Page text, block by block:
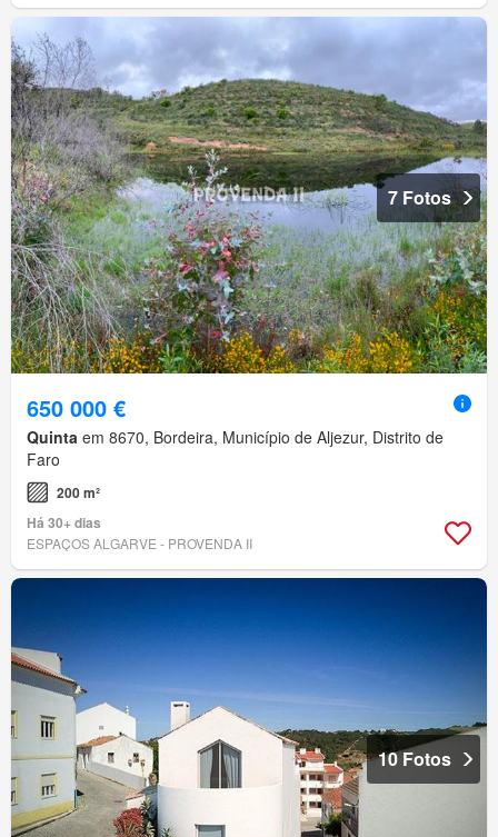
7 Fotos
650 000 €
Quinta em 8670, Bordeira, Município de Aljezur, Distrito de
Faro
200 m²
Há 30+ dias
ESPAÇOS ALGARVE - PROVENDA II
10 Fotos